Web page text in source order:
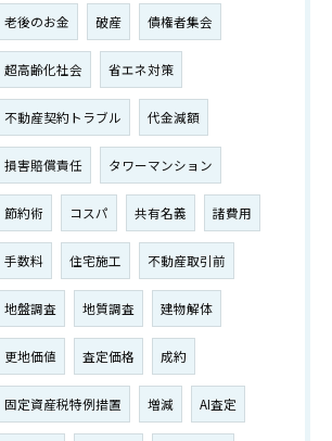
老後のお金 破産 債権者集会
超高齢化社会 省エネ対策
不動産契約トラブル 代金減額
損害賠償責任 タワーマンション
節約術 コスパ 共有名義 諸費用
手数料 住宅施工 不動産取引前
地盤調査 地質調査 建物解体
更地価値 査定価格 成約
固定資産税特例措置 増減 AI査定